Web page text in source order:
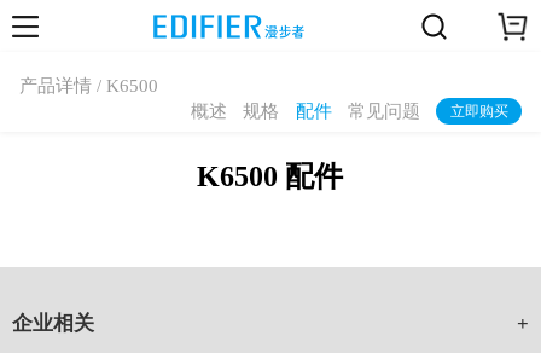
产品详情 / K6500
概述
规格 配件 常见问题 立即购买
K6500 配件
企业相关